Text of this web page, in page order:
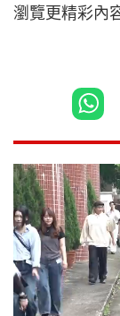
瀏覽更精彩內